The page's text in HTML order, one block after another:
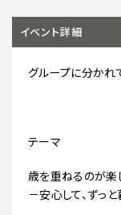
イベント詳細
グループに分かれ
テーマ
歳を重ねるのが楽
－安心して、ずっ